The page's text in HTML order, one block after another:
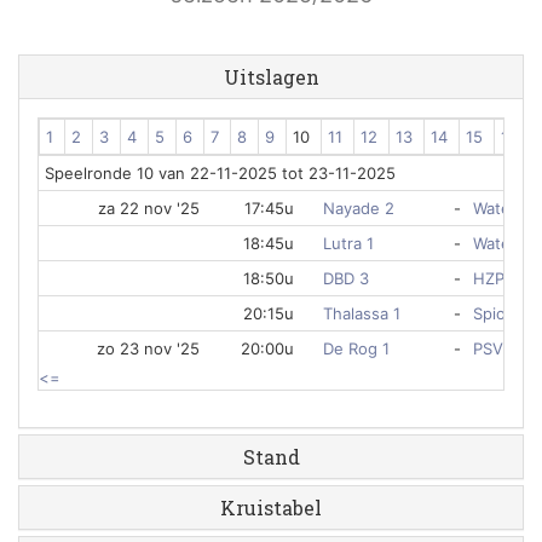
Uitslagen
1 2 3 4 5 6 7 8 9 10 11 12 13 14 15 16
Speelronde 10 van 22-11-2025 tot 23-11-2025
za 22 nov '25
17:45u Nayade 2 -
18:45u
Lutra 1 -
18:50u
DBD 3 -
HZPC 2
20:15u
Thalassa 1 -
Spio 1
zo 23 nov '25
20:00u De Rog 1 -
PSV 6
<=
Stand
Kruistabel